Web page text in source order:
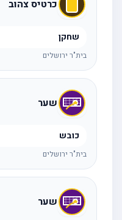
כרטיס צהוב
שחקן
בית"ר ירושלים
שער
כובש
בית"ר ירושלים
שער